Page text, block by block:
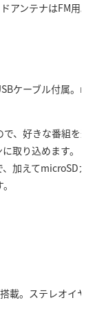
アンテナはFM用。
ケーブル付属。
、好きな番組を
取り込めます。
加えてmicroSD
載。ステレオイヤ